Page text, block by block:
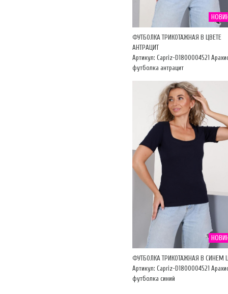
ФУТБОЛКА ТРИКОТАЖНАЯ В ЦВЕТЕ
АНТРАЦИТ
Артикул: Capriz-D1800004521
футболка антрацит
ФУТБОЛКА ТРИКОТАЖНАЯ В СИНЕМ
Артикул: Capriz-D1800004521
футболка синий